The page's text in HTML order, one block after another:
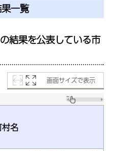
一覧
結果を公表している市
画面サイズで表示
名